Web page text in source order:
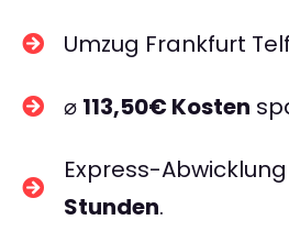
Umzug Frankfurt
⌀ 113,50€ Kosten
Express-
Stunden.